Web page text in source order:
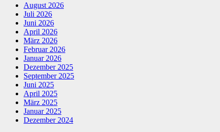
August 2026
Juli 2026
Juni 2026
April 2026
März 2026
Februar 2026
Januar 2026
Dezember 2025
September 2025
Juni 2025
April 2025
März 2025
Januar 2025
Dezember 2024